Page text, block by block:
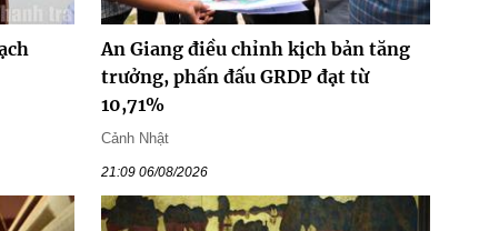
An Giang điều chỉnh kịch bản tăng
trưởng, phấn đấu GRDP đạt từ
10,71%
Cảnh Nhật
21:09 06/08/2026